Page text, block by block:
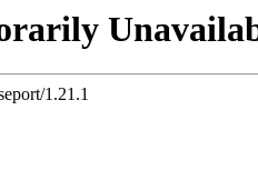
1.21.1